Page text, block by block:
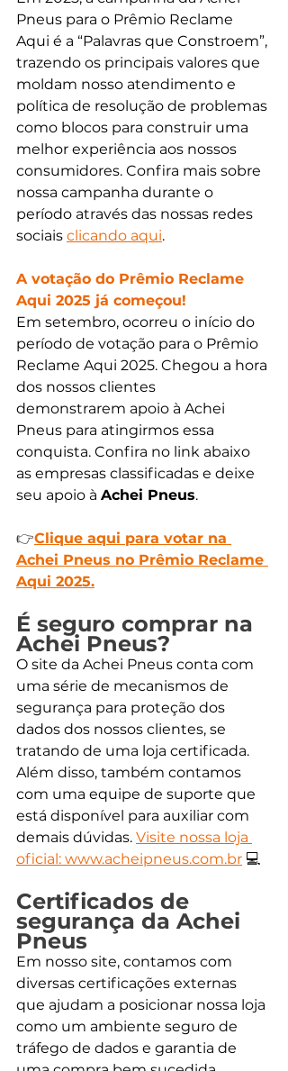
Pneus para o Prêmio Reclame
Aqui é a “Palavras que Constroem”,
trazendo os principais valores que
moldam nosso atendimento e
política de resolução de problemas
como blocos para construir uma
melhor experiência aos nossos
consumidores. Confira mais sobre
nossa campanha durante o
período através das nossas redes
sociais clicando aqui.
A votação do Prêmio Reclame
Aqui 2025 já começou!
Em setembro, ocorreu o início do
período de votação para o Prêmio
Reclame Aqui 2025. Chegou a hora
dos nossos clientes
demonstrarem apoio à Achei
Pneus para atingirmos essa
conquista. Confira no link abaixo
as empresas classificadas e deixe
seu apoio à Achei Pneus.
👉Clique aqui para votar na
Achei Pneus no Prêmio Reclame
Aqui 2025.
É seguro comprar na
Achei Pneus?
O site da Achei Pneus conta com
uma série de mecanismos de
segurança para proteção dos
dados dos nossos clientes, se
tratando de uma loja certificada.
Além disso, também contamos
com uma equipe de suporte que
está disponível para auxiliar com
demais dúvidas. Visite nossa loja
oficial: www.acheipneus.com.br 💻
Certificados de
segurança da Achei
Pneus
Em nosso site, contamos com
diversas certificações externas
que ajudam a posicionar nossa loja
como um ambiente seguro de
tráfego de dados e garantia de